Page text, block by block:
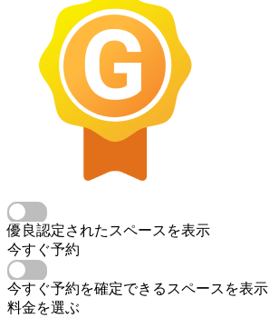
優良認定されたスペースを表示
今すぐ予約
今すぐ予約を確定できるスペースを表示
料金を選ぶ